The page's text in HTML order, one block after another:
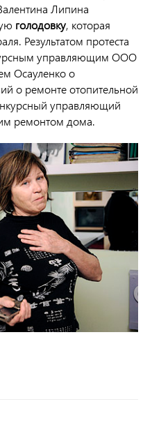
Липина
голодовку, которая
Результатом протеста
управляющим ООО
Осауленко о
о ремонте отопительной
управляющий
ремонтом дома.